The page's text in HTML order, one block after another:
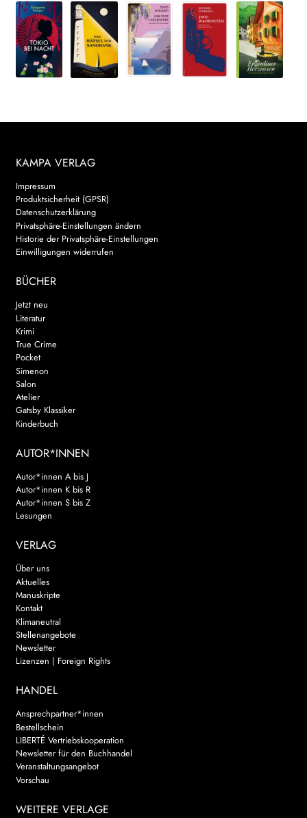
KAMPA VERLAG
Impressum
Produktsicherheit (GPSR)
Datenschutzerklärung
Privatsphäre-Einstellungen ändern
Historie der Privatsphäre-Einstellungen
Einwilligungen widerrufen
BÜCHER
Jetzt neu
Literatur
Krimi
True Crime
Pocket
Simenon
Salon
Atelier
Gatsby Klassiker
Kinderbuch
AUTOR*INNEN
Autor*innen A bis J
Autor*innen K bis R
Autor*innen S bis Z
Lesungen
VERLAG
Über uns
Aktuelles
Manuskripte
Kontakt
Klimaneutral
Stellenangebote
Newsletter
Lizenzen | Foreign Rights
HANDEL
Ansprechpartner*innen
Bestellschein
LIBERTÉ Vertriebskooperation
Newsletter für den Buchhandel
Veranstaltungsangebot
Vorschau
WEITERE VERLAGE